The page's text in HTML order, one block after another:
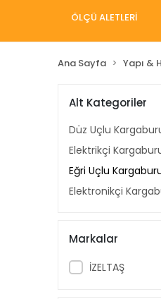
ÖLÇÜ ALETLERİ
Ana Sayfa Yapı &
Alt Kategoriler
Düz Uçlu
Elektrikçi
Eğri Uçlu
Elektronikçi
Markalar
İZELTAŞ